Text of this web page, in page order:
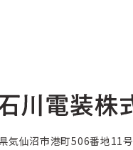
気仙沼市港町506番地11号